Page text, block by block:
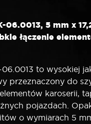
5 mm x
łączenie
to wysokiej
przeznaczony do
karoserii,
pojazdach.
o wymiarach 5